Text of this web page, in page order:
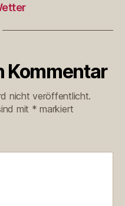
Kommentar
nicht veröffentlicht.
mit * markiert